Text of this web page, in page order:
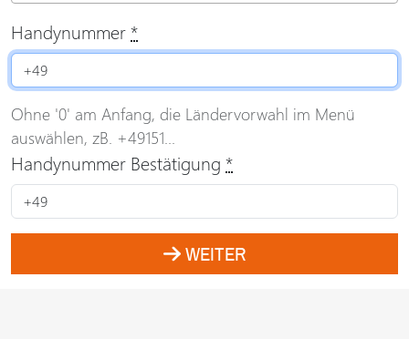
Handynummer*
Ohne '0' am Anfang, die Ländervorwahl im Menü
auswählen, zB. +49151...
Handynummer Bestätigung *
WEITER